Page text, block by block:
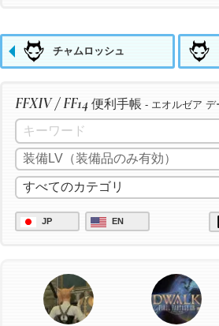
チャムロッシュ
FFXIV / FF14 便利手帳 - エオルゼア デ
JP EN